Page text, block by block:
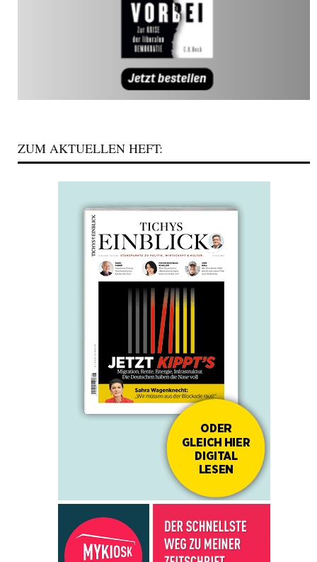
ZUM AKTUELLEN HEFT: